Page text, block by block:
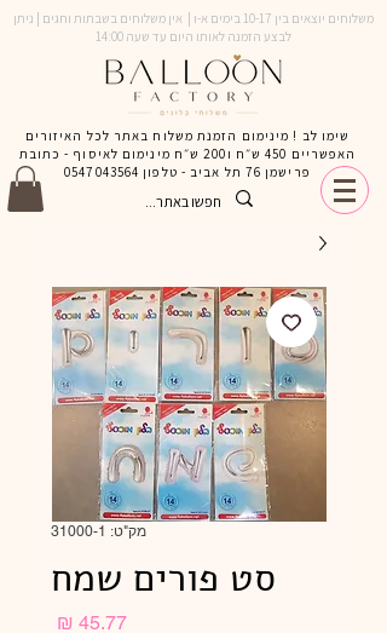
משלוחים יוצאים בין 10-17 בימים א-ו | אין משלוחים בשבתות וחגים | ניתן
לבצע הזמנה לאותו היום עד שעה 14:00
שימו לב ! מינימום הזמנת משלוח באתר לכל האיזורים
האפשריים 450 ש״ח ו200 ש״ח מינימום לאיסוף - כתובת
פרישמן 76 תל אביב - טלפון
0547043564
מק"ט: 31000-1
סט פורים שמח